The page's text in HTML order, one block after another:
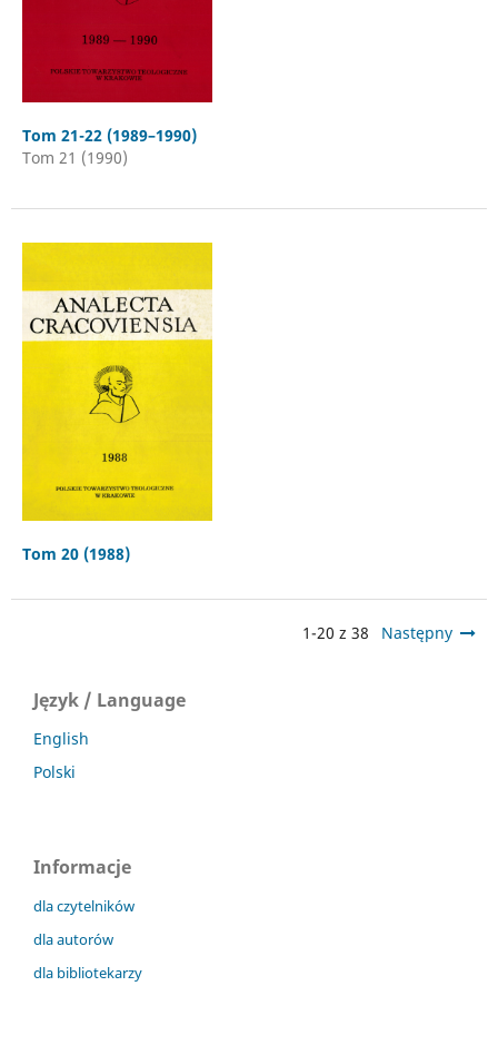
Tom 21-22 (1989–1990)
Tom 21 (1990)
Tom 20 (1988)
1-20 z 38 Następny
Język / Language
English
Polski
Informacje
dla czytelników
dla autorów
dla bibliotekarzy